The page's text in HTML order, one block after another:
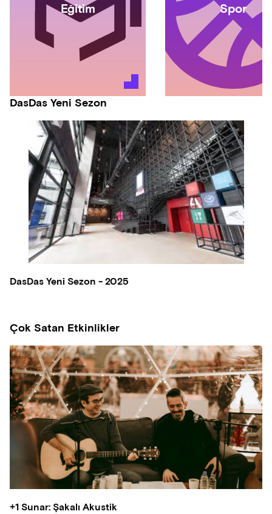
Eğitim Spor
DasDas Yeni Sezon
DasDas Yeni Sezon - 2025
Çok Satan Etkinlikler
+1 Sunar: Şakalı Akustik